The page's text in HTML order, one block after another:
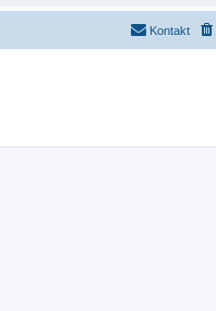
Kontakt